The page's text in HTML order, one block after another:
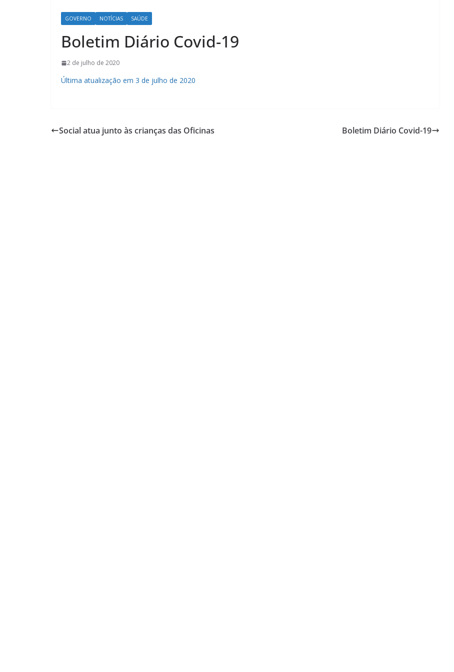
GOVERNO NOTÍCIAS SAÚDE
Boletim Diário Covid-19
2 de julho de 2020
Última atualização em 3 de julho de 2020
Social atua junto às crianças das Oficinas Boletim Diário Covid-19